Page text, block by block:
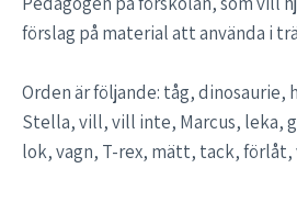
förslag på material att använda i
Orden är följande: tåg, dinosaurie,
Stella, vill, vill inte, Marcus, leka,
lok, vagn, T-rex, mätt, tack, förlåt,